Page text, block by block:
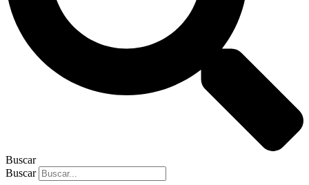
Buscar
Buscar